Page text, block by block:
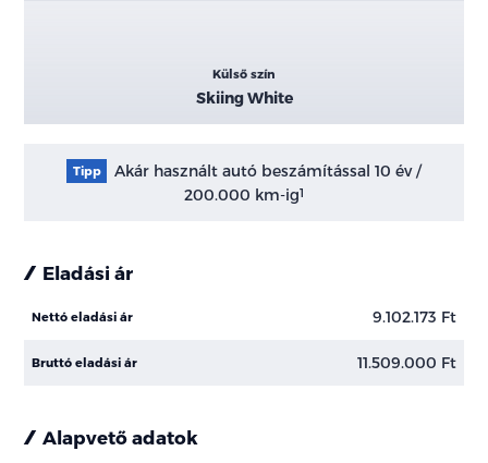
Külső szín
Skiing White
Tipp
Akár használt autó beszámítással 10 év /
200.000 km-ig1
Eladási ár
Nettó eladási ár 9.102.173 Ft
Bruttó eladási ár 11.509.000 Ft
Alapvető adatok